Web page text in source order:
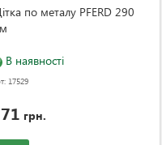
по металу PFERD 290
В наявності
17529
грн.